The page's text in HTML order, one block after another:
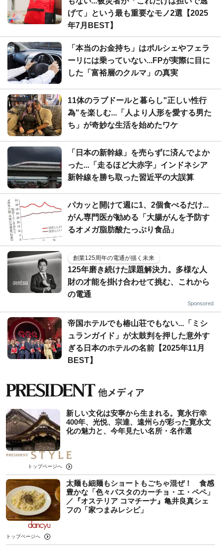
げて」という最も重要なモノ2選【2025
年7月BEST】
「本当のお金持ち」はポルシェやフェラ
ーリには乗っていない...FPが実際に目に
した「富裕層のクルマ」の真実
11体のラブドールと暮らし"正しい性行
為"を楽しむ...「人より人形を愛する男た
ち」が奇妙な生活を始めたワケ
「日本の新幹線」を売らずに済んでよか
った...「走るほど大赤字」インドネシア
新幹線を勝ち取った習近平の大誤算
パカッと開けて週に1、2個食べるだけ...
がん専門医が勧める「大腸がんを予防す
るオメガ脂肪酸たっぷり食品」
創業125周年の電通が描く未来
125年磨き続けた課題解決力。多様な人
財の才能を掛け合わせて挑む、これから
の電通
Sponsored
帝国ホテルでも椿山荘でもない...「ミシ
ュランガイド」が太鼓判を押した意外す
ぎる日本のホテルの名前【2025年11月
BEST】
新しい文化は安寧から生まれる。寛永行幸
400年、光悦、宗達、遠州らが彩った寛永文
化の魅力と、今年見たい名所・名作選
トップページへ
太麺も細麺もショートもごちゃ混ぜ！ 食感
豊かな「色々パスタのカーチョ・エ・ペペ」
／『オステリア コマチーナ』亀井良真シェ
フの「家つまみレシピ」
トップページへ